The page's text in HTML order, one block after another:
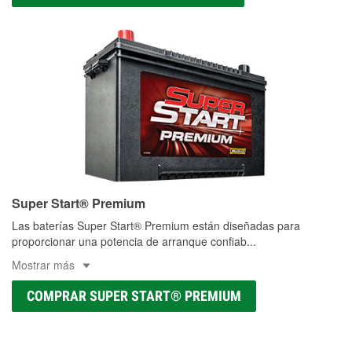
Super Start® Premium
Las baterías Super Start® Premium están diseñadas para
proporcionar una potencia de arranque confiab...
Mostrar más
COMPRAR SUPER START® PREMIUM